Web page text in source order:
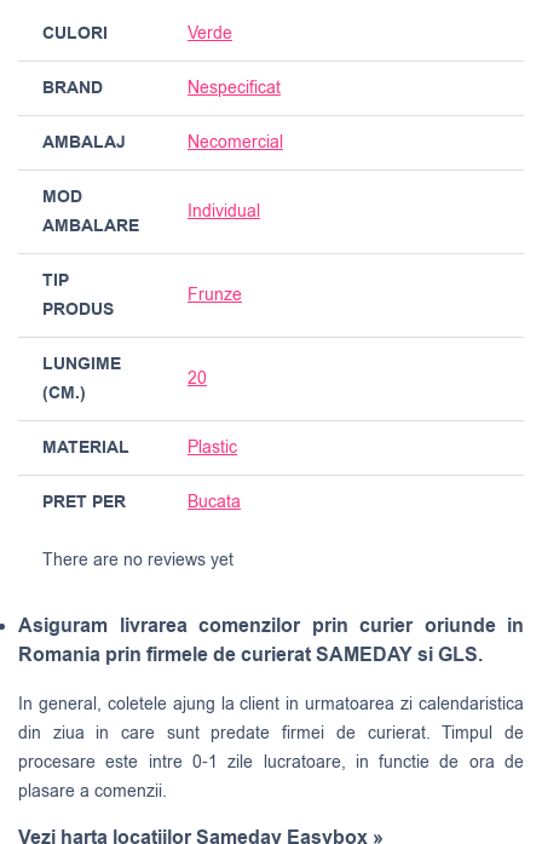
CULORI Verde
BRAND Nespecificat
AMBALAJ Necomercial
MOD
AMBALARE
Individual
TIP
PRODUS
Frunze
LUNGIME
(CM.)
20
MATERIAL Plastic
PRET PER Bucata
There are no reviews yet
Asiguram livrarea comenzilor prin curier oriunde in
Romania prin firmele de curierat SAMEDAY si GLS.
In general, coletele ajung la client in urmatoarea zi calendaristica
din ziua in care sunt predate firmei de curierat. Timpul de
procesare este intre 0-1 zile lucratoare, in functie de ora de
plasare a comenzii.
Vezi harta locatiilor Sameday Easybox »